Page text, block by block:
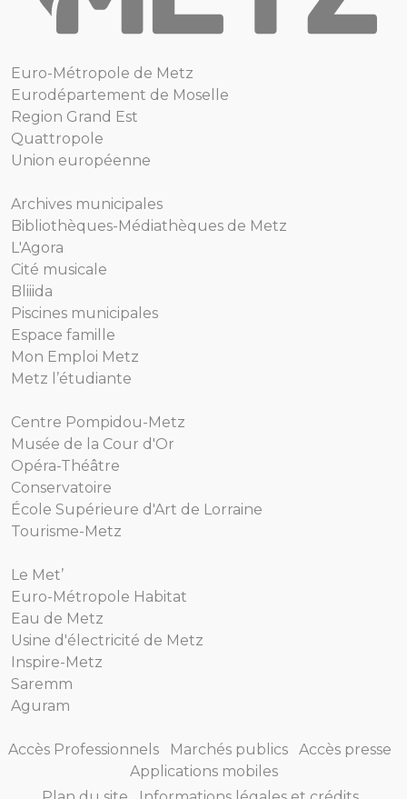
Euro-Métropole de Metz
Eurodépartement de Moselle
Region Grand Est
Quattropole
Union européenne
Archives municipales
Bibliothèques-Médiathèques de Metz
L'Agora
Cité musicale
Bliiida
Piscines municipales
Espace famille
Mon Emploi Metz
Metz l’étudiante
Centre Pompidou-Metz
Musée de la Cour d'Or
Opéra-Théâtre
Conservatoire
École Supérieure d'Art de Lorraine
Tourisme-Metz
Le Met’
Euro-Métropole Habitat
Eau de Metz
Usine d'électricité de Metz
Inspire-Metz
Saremm
Aguram
Accès Professionnels Marchés publics
Accès presse
Applications mobiles